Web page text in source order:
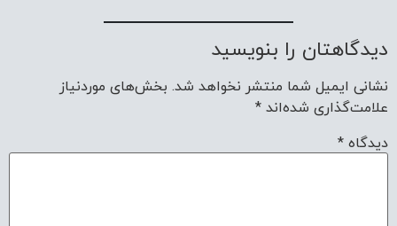
دیدگاهتان را بنویسید
نشانی ایمیل شما منتشر نخواهد شد. بخش‌های موردنیاز
علامت‌گذاری شده‌اند *
دیدگاه *